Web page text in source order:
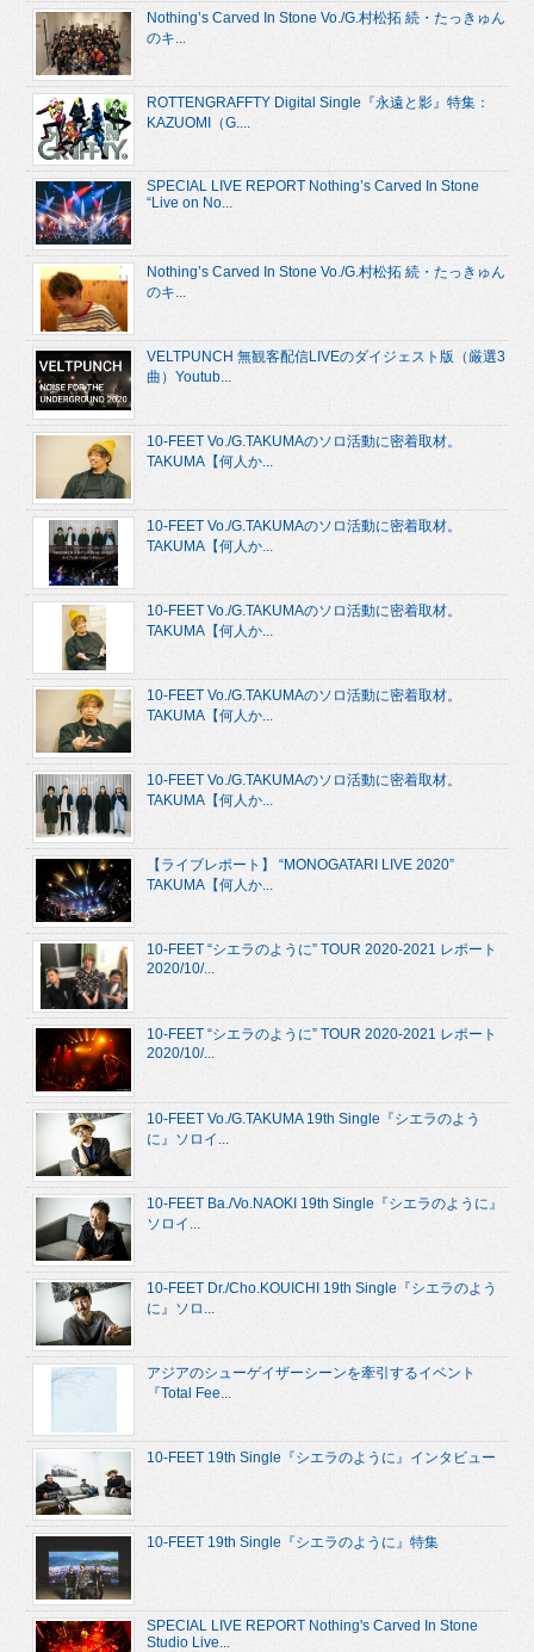
Nothing’s Carved In Stone Vo./G.村松拓 続・たっきゅん
のキ...
ROTTENGRAFFTY Digital Single『永遠と影』特集：
KAZUOMI（G....
SPECIAL LIVE REPORT Nothing’s Carved In Stone
“Live on No...
Nothing’s Carved In Stone Vo./G.村松拓 続・たっきゅん
のキ...
VELTPUNCH 無観客配信LIVEのダイジェスト版（厳選3
曲）Youtub...
10-FEET Vo./G.TAKUMAのソロ活動に密着取材。
TAKUMA【何人か...
10-FEET Vo./G.TAKUMAのソロ活動に密着取材。
TAKUMA【何人か...
10-FEET Vo./G.TAKUMAのソロ活動に密着取材。
TAKUMA【何人か...
10-FEET Vo./G.TAKUMAのソロ活動に密着取材。
TAKUMA【何人か...
10-FEET Vo./G.TAKUMAのソロ活動に密着取材。
TAKUMA【何人か...
【ライブレポート】 “MONOGATARI LIVE 2020”
TAKUMA【何人か...
10-FEET “シエラのように” TOUR 2020-2021 レポート
2020/10/...
10-FEET “シエラのように” TOUR 2020-2021 レポート
2020/10/...
10-FEET Vo./G.TAKUMA 19th Single『シエラのよう
に』ソロイ...
10-FEET Ba./Vo.NAOKI 19th Single『シエラのように』
ソロイ...
10-FEET Dr./Cho.KOUICHI 19th Single『シエラのよう
に』ソロ...
アジアのシューゲイザーシーンを牽引するイベント
『Total Fee...
10-FEET 19th Single『シエラのように』インタビュー
10-FEET 19th Single『シエラのように』特集
SPECIAL LIVE REPORT Nothing's Carved In Stone
Studio Live...